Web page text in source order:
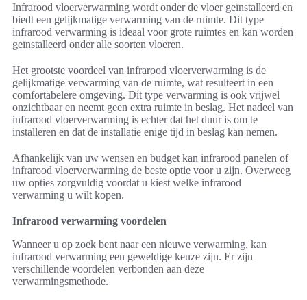
Infrarood vloerverwarming wordt onder de vloer geïnstalleerd en
biedt een gelijkmatige verwarming van de ruimte. Dit type
infrarood verwarming is ideaal voor grote ruimtes en kan worden
geïnstalleerd onder alle soorten vloeren.
Het grootste voordeel van infrarood vloerverwarming is de
gelijkmatige verwarming van de ruimte, wat resulteert in een
comfortabelere omgeving. Dit type verwarming is ook vrijwel
onzichtbaar en neemt geen extra ruimte in beslag. Het nadeel van
infrarood vloerverwarming is echter dat het duur is om te
installeren en dat de installatie enige tijd in beslag kan nemen.
Afhankelijk van uw wensen en budget kan infrarood panelen of
infrarood vloerverwarming de beste optie voor u zijn. Overweeg
uw opties zorgvuldig voordat u kiest welke infrarood
verwarming u wilt kopen.
Infrarood verwarming voordelen
Wanneer u op zoek bent naar een nieuwe verwarming, kan
infrarood verwarming een geweldige keuze zijn. Er zijn
verschillende voordelen verbonden aan deze
verwarmingsmethode.